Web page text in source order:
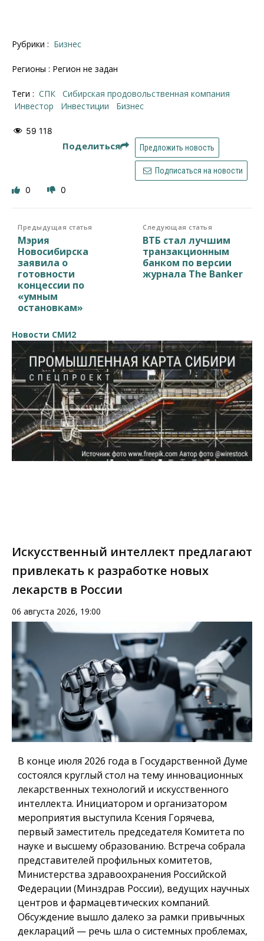
Рубрики : Бизнес
Регионы : Регион не задан
Теги : СПК
Сибирская продовольственная компания
инвестор
инвестиции бизнес
59 118
Поделиться Предложить новость
Подписаться на новости
0 0
Предыдущая статья
Мэрия
Новосибирска
заявила о
готовности
концессии по
«умным
остановкам»
Следующая статья
ВТБ стал лучшим
транзакционным
банком по версии
журнала The Banker
Новости СМИ2
Искусственный интеллект предлагают
привлекать к разработке новых
лекарств в России
06 августа 2026, 19:00
В конце июля 2026 года в Государственной Думе
состоялся круглый стол на тему инновационных
лекарственных технологий и искусственного
интеллекта. Инициатором и организатором
мероприятия выступила Ксения Горячева,
первый заместитель председателя Комитета по
науке и высшему образованию. Встреча собрала
представителей профильных комитетов,
Министерства здравоохранения Российской
Федерации (Минздрав России), ведущих научных
центров и фармацевтических компаний.
Обсуждение вышло далеко за рамки привычных
деклараций — речь шла о системных проблемах,